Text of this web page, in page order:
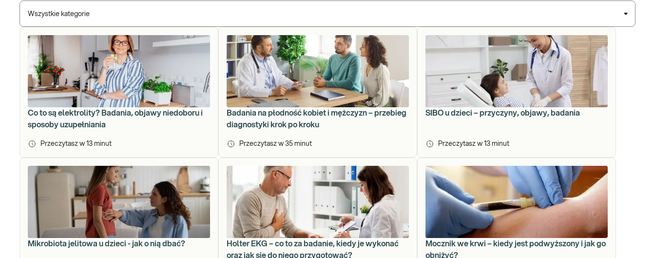
Wszystkie kategorie
Co to są elektrolity? Badania, objawy niedoboru i
sposoby uzupełniania
Przeczytasz w 13 minut
Badania na płodność kobiet i mężczyzn – przebieg
diagnostyki krok po kroku
Przeczytasz w 35 minut
SIBO u dzieci – przyczyny, objawy, badania
Przeczytasz w 13 minut
Mikrobiota jelitowa u dzieci - jak o nią dbać?
Holter EKG – co to za badanie, kiedy je wykonać
oraz jak się do niego przygotować?
Mocznik we krwi – kiedy jest podwyższony i jak go
obniżyć?